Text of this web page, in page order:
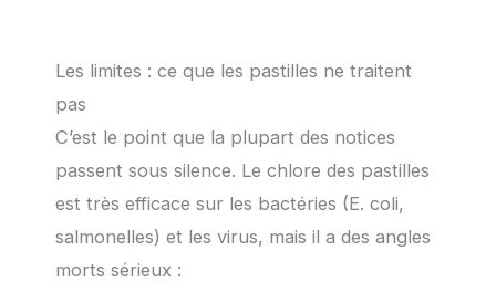
Les limites : ce que les pastilles ne traitent
pas
C’est le point que la plupart des notices
passent sous silence. Le chlore des pastilles
est très efficace sur les bactéries (E. coli,
salmonelles) et les virus, mais il a des angles
morts sérieux :